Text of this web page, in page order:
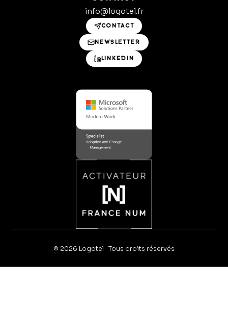
info@logotel.fr
CONTACT
NEWSLETTER
LINKEDIN
© 2026 Logotel · Tous droits réservés